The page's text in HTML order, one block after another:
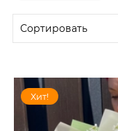
Хит!